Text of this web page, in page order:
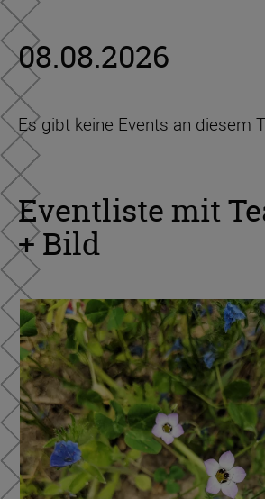
08.08.2026
Es gibt keine Events an diesem
Eventliste mit
+ Bild